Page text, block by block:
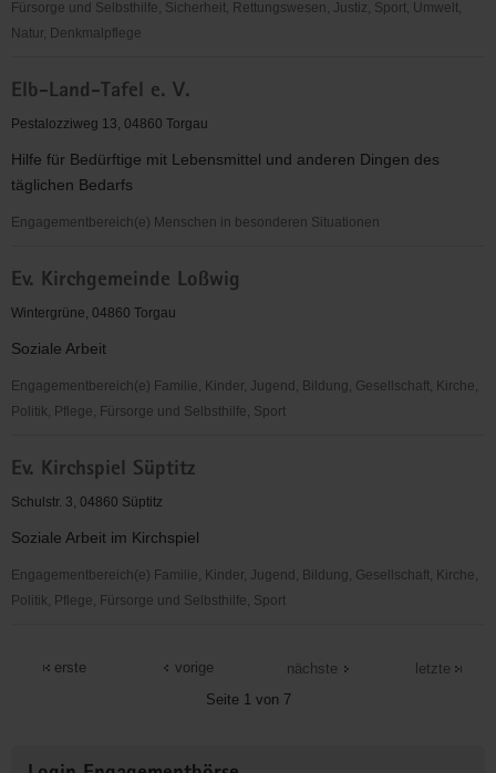
Fürsorge und Selbsthilfe, Sicherheit, Rettungswesen, Justiz, Sport, Umwelt,
Natur, Denkmalpflege
Verband
für
und
Jugendarbeit
Sachsen-
e.V.
Torgau
Elb-Land-Tafel e. V.
Pestalozziweg 13, 04860 Torgau
Hilfe für Bedürftige mit Lebensmittel und anderen Dingen des
täglichen Bedarfs
Engagementbereich(e) Menschen in besonderen Situationen
Land-
Tafel
V.
Ev. Kirchgemeinde Loßwig
Wintergrüne, 04860 Torgau
Soziale Arbeit
Engagementbereich(e) Familie, Kinder, Jugend, Bildung, Gesellschaft, Kirche,
Politik, Pflege, Fürsorge und Selbsthilfe, Sport
Kirchgemeinde
Loßwig
Ev. Kirchspiel Süptitz
Schulstr. 3, 04860 Süptitz
Soziale Arbeit im Kirchspiel
Engagementbereich(e) Familie, Kinder, Jugend, Bildung, Gesellschaft, Kirche,
Politik, Pflege, Fürsorge und Selbsthilfe, Sport
Kirchspiel
erste
vorige
Seite 1 von 7
nächste letzte